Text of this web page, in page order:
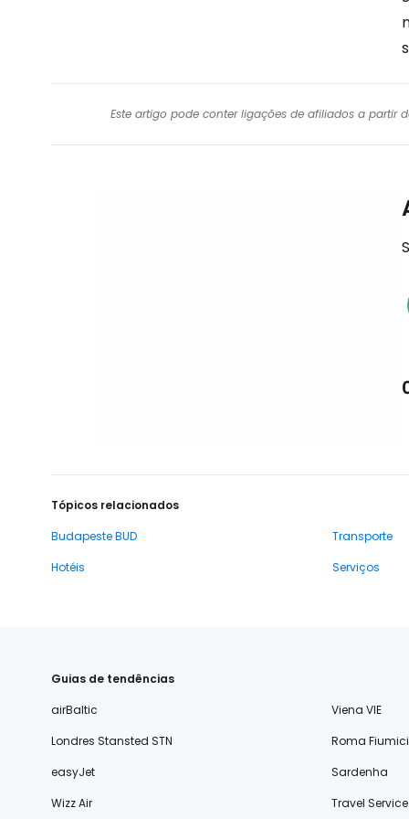
Este artigo pode conter ligações de afiliados a partir
Tópicos relacionados
Budapeste BUD
Transporte
Hotéis
Serviços
Guias de tendências
airBaltic
Viena VIE
Londres Stansted STN
Roma
easyJet
Sardenha
Wizz Air
Travel Service